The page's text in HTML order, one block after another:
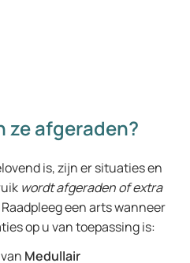
ze afgeraden?
is, zijn er situaties en
wordt afgeraden of extra
een arts wanneer
op u van toepassing is:
Medullair